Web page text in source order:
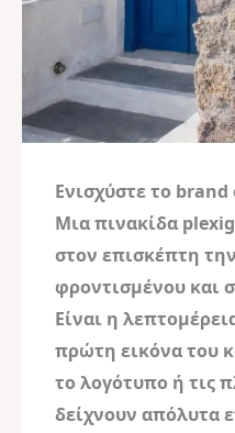
Ενισχύστε το brand
Μια πινακίδα
στον επισκέπτη
φροντισμένου και
Είναι η
πρώτη εικόνα του
το λογότυπο ή τις
δείχνουν απόλυτα